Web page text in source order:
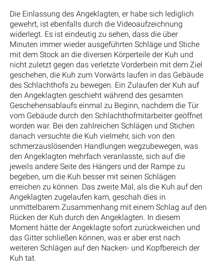
Die Einlassung des Angeklagten, er habe sich lediglich
gewehrt, ist ebenfalls durch die Videoaufzeichnung
widerlegt. Es ist eindeutig zu sehen, dass die über
Minuten immer wieder ausgeführten Schläge und Stiche
mit dem Stock an die diversen Körperteile der Kuh und
nicht zuletzt gegen das verletzte Vorderbein mit dem Ziel
geschehen, die Kuh zum Vorwärts laufen in das Gebäude
des Schlachthofs zu bewegen. Ein Zulaufen der Kuh auf
den Angeklagten geschieht während des gesamten
Geschehensablaufs einmal zu Beginn, nachdem die Tür
vom Gebäude durch den Schlachthofmitarbeiter geöffnet
worden war. Bei den zahlreichen Schlägen und Stichen
danach versuchte die Kuh vielmehr, sich von den
schmerzauslösenden Handlungen wegzubewegen, was
den Angeklagten mehrfach veranlasste, sich auf die
jeweils andere Seite des Hängers und der Rampe zu
begeben, um die Kuh besser mit seinen Schlägen
erreichen zu können. Das zweite Mal, als die Kuh auf den
Angeklagten zugelaufen kam, geschah dies in
unmittelbarem Zusammenhang mit einem Schlag auf den
Rücken der Kuh durch den Angeklagten. In diesem
Moment hätte der Angeklagte sofort zurückweichen und
das Gitter schließen können, was er aber erst nach
weiteren Schlägen auf den Nacken- und Kopfbereich der
Kuh tat.